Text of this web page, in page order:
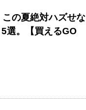
の夏絶対ハズせな
選。【買えるGO